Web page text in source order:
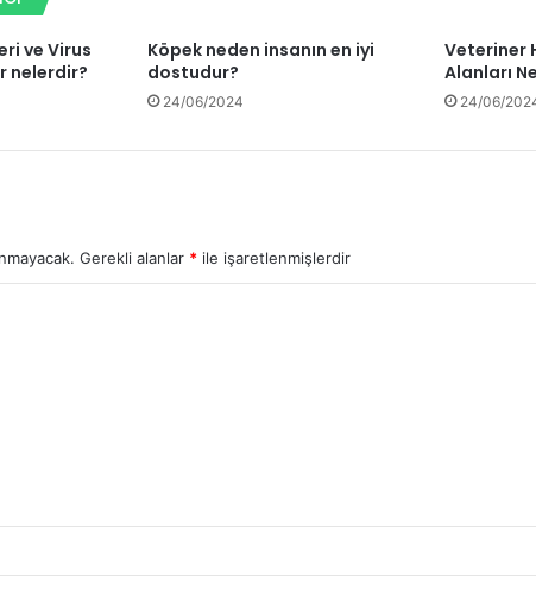
ve Virus
nelerdir?
Köpek neden insanın en iyi
dostudur?
24/06/2024
Veteriner
Alanları
24/06/
Gerekli alanlar * ile işaretlenmişlerdir